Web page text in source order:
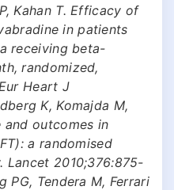
Kahan T. Efficacy of
in patients
receiving beta-
randomized,
Heart J
K, Komajda M,
and outcomes in
a randomised
2010;376:875-
PG, Tendera M, Ferrari